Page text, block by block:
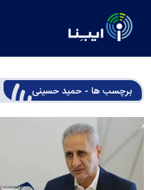
برچسب ها - حمید حسینی